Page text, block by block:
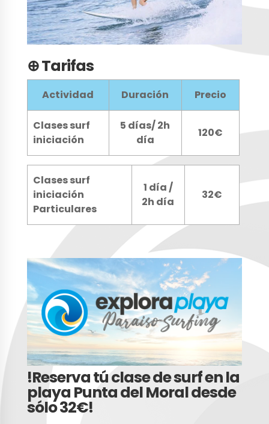
⊕ Tarifas
Actividad Duración Precio
Clases surf
iniciación
5 días/ 2h
día
120€
Clases surf
iniciación
Particulares
1 día /
2h día
32€
!Reserva tú clase de surf en la
playa Punta del Moral desde
sólo 32€!